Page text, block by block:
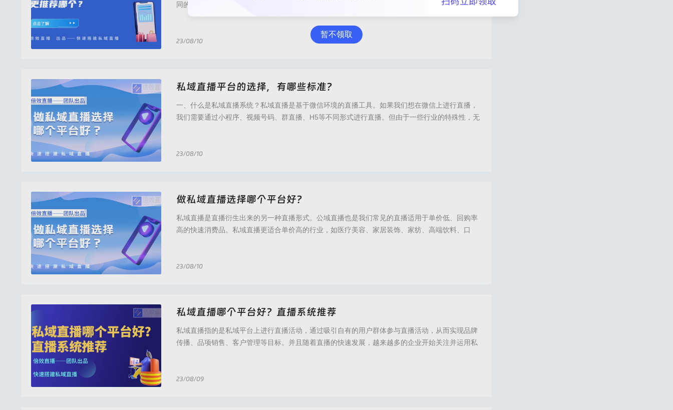
同的工具，如小程序直播、视频号码直播、H5直播等，但他们的共同点是，他们都需要利用私域流
量的力量来授权直播室的性能。要做私域直播，首先需要有微信官方账号-服务号(用于直播间绑
定)、微信支付商户号(用于直播间的交易去向)，然后用双效直播系统绑定相应的账号，再在系统中
搭建企业自己的直播间，既可以定制品牌专属的直播间风
23/08/10
私域直播平台的选择，有哪些标准？
一、什么是私域直播系统？私域直播是基于微信环境的直播工具。如果我们想在微信上进行直播，
我们需要通过小程序、视频号码、群直播、H5等不同形式进行直播。但由于一些行业的特殊性，无
播往往有很多限制，所以双效直播选择微信H5直播，支持医
23/08/10
做私域直播选择哪个平台好？
私域直播是直播衍生出来的另一种直播形式。公域直播也是我们常见的直播适用于单价低、回购率
高的快速消费品。私域直播更适合单价高的行业，如医疗美容、家居装饰、家纺、高端饮料、口
的行业，不同的场景，不同的直播方案，都有不同的答案。如何选
23/08/10
私域直播哪个平台好？直播系统推荐
私域直播指的是私域平台上进行直播活动，通过吸引自有的用户群体参与直播活动，从而实现品牌
传播、品项销售、客户管理等目标。并且随着直播的快速发展，越来越多的企业开始关注并运用私
直播，企业需要搭建品牌专属直播间，选择一个稳定、高效的直
23/08/09
暂不领取